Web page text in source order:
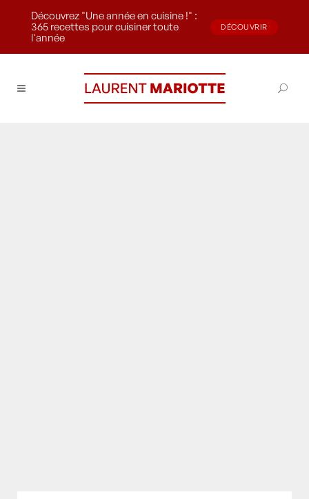
Découvrez "Une année en cuisine !" :
365 recettes pour cuisiner toute
l'année
DÉCOUVRIR